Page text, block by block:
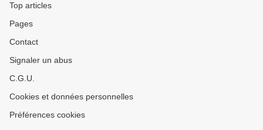
Top articles
Pages
Contact
Signaler un abus
C.G.U.
Cookies et données personnelles
Préférences cookies